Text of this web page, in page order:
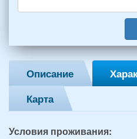
и
2
детей
(возраст
и
лет):
Описание
Карта
Условия проживания: